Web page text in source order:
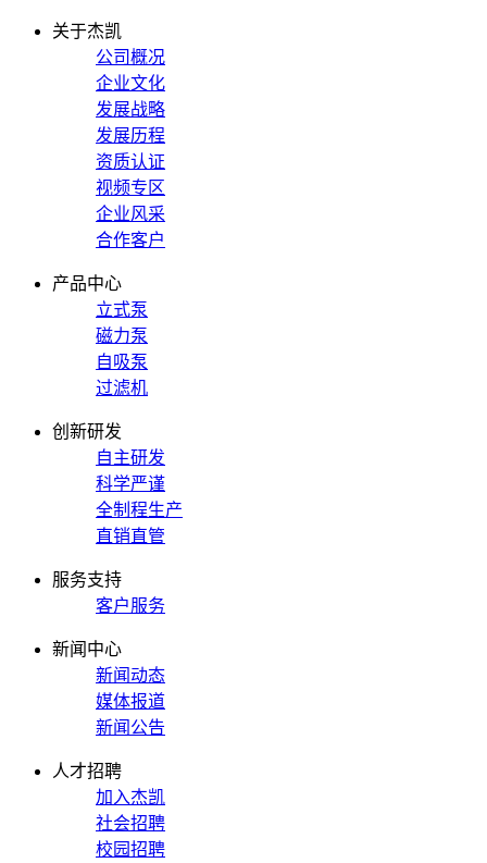
关于杰凯
公司概况
企业文化
发展战略
发展历程
资质认证
视频专区
企业风采
合作客户
产品中心
立式泵
磁力泵
自吸泵
过滤机
创新研发
自主研发
科学严谨
全制程生产
直销直管
服务支持
客户服务
新闻中心
新闻动态
媒体报道
新闻公告
人才招聘
加入杰凯
社会招聘
校园招聘